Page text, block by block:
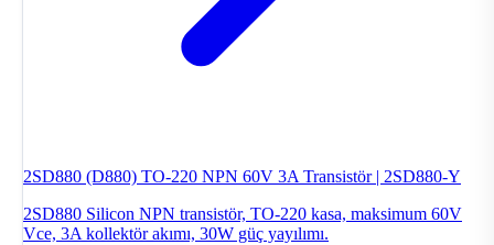
2SD880 (D880) TO-220 NPN 60V 3A Transistör | 2SD880-Y
2SD880 Silicon NPN transistör, TO-220 kasa, maksimum 60V
Vce, 3A kollektör akımı, 30W güç yayılımı.